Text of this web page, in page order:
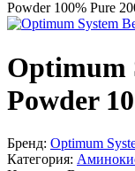
Powder 100% Pure
Optimum
Powder
Бренд: Optimum
Категория: